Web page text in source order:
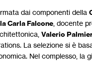
dai componenti della
Carla Falcone , docente
Valerio
La selezione si è
Nel complesso, la